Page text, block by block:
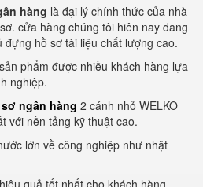
hàng là đại lý chính thức của nhà
cửa hàng chúng tôi hiên nay đang
hồ sơ tài liệu chất lượng cao.
phẩm được nhiều khách hàng lựa
nghiệp.
ngân hàng 2 cánh nhỏ WELKO
với nền tảng kỹ thuật cao.
lớn về công nghiệp như nhật
quả tốt nhất cho khách hàng.